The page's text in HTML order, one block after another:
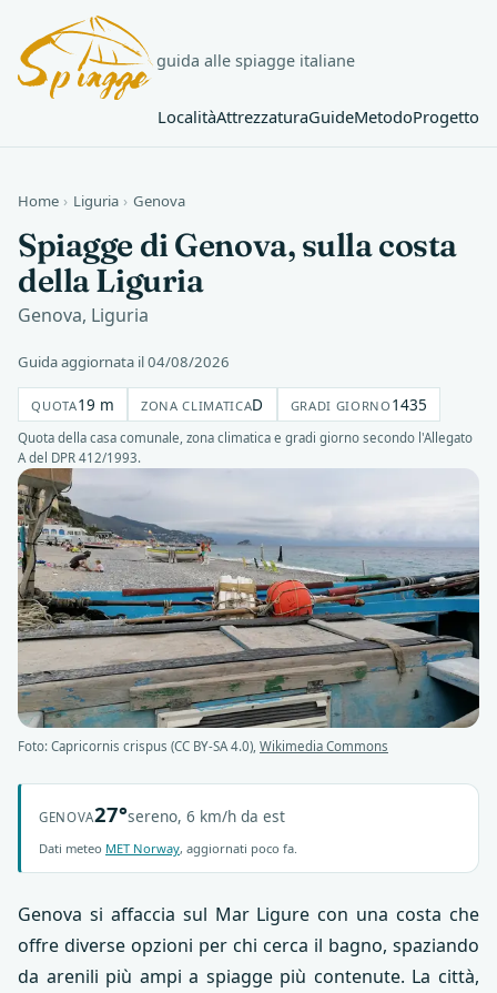
guida alle spiagge italiane
LocalitàAttrezzaturaGuideMetodoProgetto
Home › Liguria › Genova
Spiagge di Genova, sulla costa
della Liguria
Genova, Liguria
Guida aggiornata il 04/08/2026
QUOTA19 m ZONA CLIMATICAD GRADI GIORNO 1435
Quota della casa comunale, zona climatica e gradi giorno secondo l'Allegato
A del DPR 412/1993.
Foto: Capricornis crispus (CC BY-SA 4.0), Wikimedia Commons
GENOVA27°sereno, 6 km/h da est
Dati meteo MET Norway, aggiornati poco fa.
Genova si affaccia sul Mar Ligure con una costa che
offre diverse opzioni per chi cerca il bagno, spaziando
da arenili più ampi a spiagge più contenute. La città,